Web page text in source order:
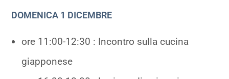
DOMENICA 1 DICEMBRE
ore 11:00-12:30 : Incontro sulla cucina
giapponese